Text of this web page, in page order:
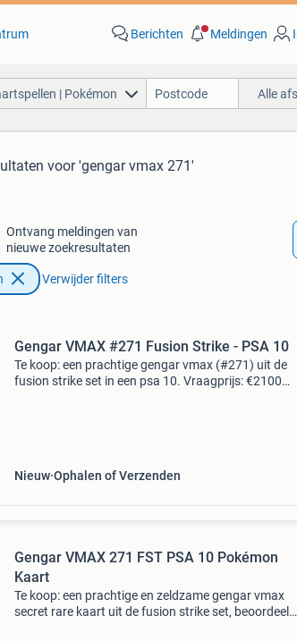
Berichten Meldingen
| Pokémon Alle
voor 'gengar vmax 271'
Ontvang meldingen van
nieuwe zoekresultaten
Verwijder filters
Gengar VMAX #271 Fusion Strike - PSA 10
Te koop: een prachtige gengar vmax (#271) uit de
fusion strike set in een psa 10. Vraagprijs: €2100
Nieuw Ophalen of Verzenden
Gengar VMAX 271 FST PSA 10 Pokémon
Kaart
Te koop: een prachtige en zeldzame gengar vmax
secret rare kaart uit de fusion strike set, beoordeeld